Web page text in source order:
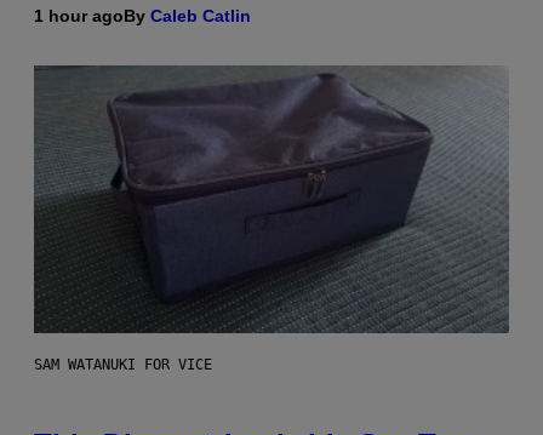
1 hour agoBy Caleb Catlin
SAM WATANUKI FOR VICE